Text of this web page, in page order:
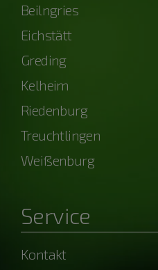
Beilngries
Eichstätt
Greding
Kelheim
Riedenburg
Treuchtlingen
Weißenburg
Service
Kontakt